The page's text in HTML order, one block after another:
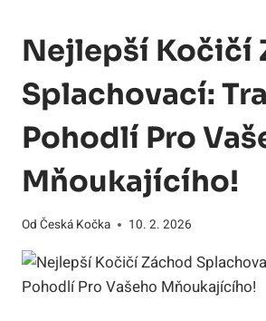
Nejlepší Kočičí
Splachovací:
Pohodlí Pro
Mňoukajícího!
Od Česká Kočka 10. 2. 2026